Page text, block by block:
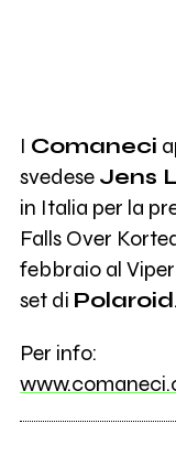
I Comaneci
svedese Jens
in Italia per la
Falls Over
febbraio al
set di Polaroid.
Per info: